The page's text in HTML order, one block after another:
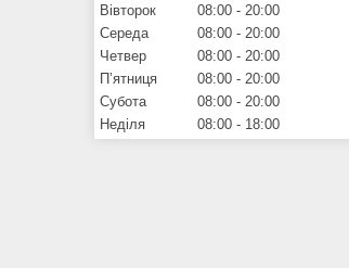
Вівторок
08:00
20:00
Середа
08:00
20:00
Четвер
08:00
20:00
Пʼятниця
08:00
20:00
Субота
08:00
20:00
Неділя
08:00 18:00